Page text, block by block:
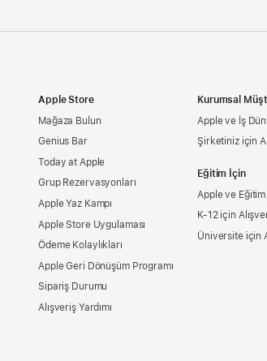
Apple Store
Mağaza Bulun
Genius Bar
Today at Apple
Grup Rezervasyonları
Apple Yaz Kampı
Apple Store Uygulaması
Ödeme Kolaylıkları
Apple Geri Dönüşüm Programı
Sipariş Durumu
Alışveriş Yardımı
Kurumsal
Apple ve İş
Şirketiniz için
Eğitim İçin
Apple ve Eğitim
K-12 için
Üniversite için